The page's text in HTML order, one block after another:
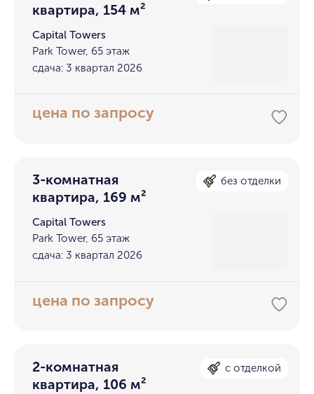
квартира, 154 м²
Capital Towers
Park Tower, 65 этаж
сдача: 3 квартал 2026
цена по запросу
3-комнатная
квартира, 169 м²
без отделки
Capital Towers
Park Tower, 65 этаж
сдача: 3 квартал 2026
цена по запросу
2-комнатная
квартира, 106 м²
с отделкой